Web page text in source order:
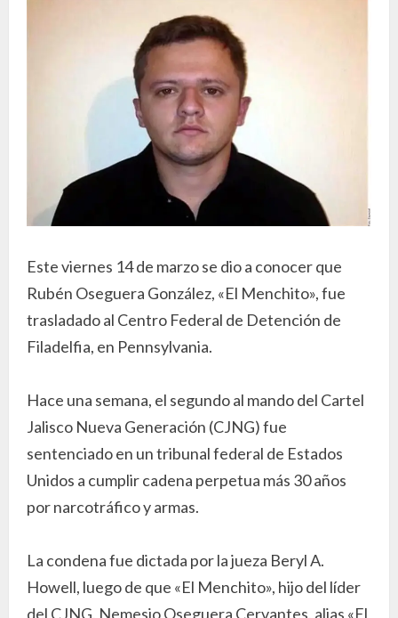
Este viernes 14 de marzo se dio a conocer que
Rubén Oseguera González, «El Menchito», fue
trasladado al Centro Federal de Detención de
Filadelfia, en Pennsylvania.
Hace una semana, el segundo al mando del Cartel
Jalisco Nueva Generación (CJNG) fue
sentenciado en un tribunal federal de Estados
Unidos a cumplir cadena perpetua más 30 años
por narcotráfico y armas.
La condena fue dictada por la jueza Beryl A.
Howell, luego de que «El Menchito», hijo del líder
del CJNG, Nemesio Oseguera Cervantes, alias «El